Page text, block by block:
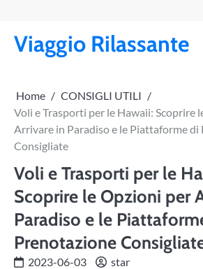
content
Viaggio Rilassante
Home
CONSIGLI UTILI
Voli e Trasporti per le Hawaii: Scoprire
Arrivare in Paradiso e le Piattaforme di
Consigliate
Voli e Trasporti per le
Scoprire le Opzioni per
Paradiso e le
Prenotazione
2023-06-03 star